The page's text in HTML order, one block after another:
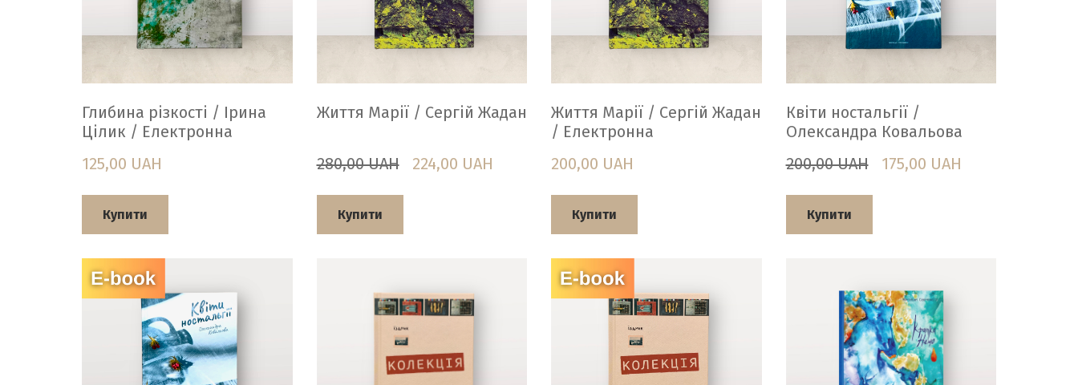
Глибина різкості / Ірина
Цілик / Електронна
125,00 UAH
Купити
Життя Марії / Сергій Жадан
280,00 UAH 224,00 UAH
Купити
Життя Марії / Сергій Жадан
/ Електронна
200,00 UAH
Купити
Квіти ностальгії /
Олександра Ковальова
200,00 UAH
175,00 UAH
Купити